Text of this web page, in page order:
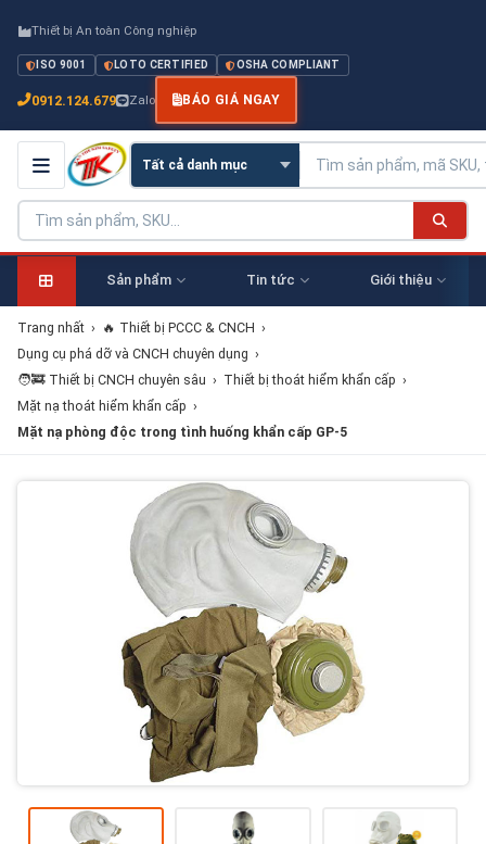
Thiết bị An toàn Công nghiệp
ISO 9001 LOTO CERTIFIED OSHA COMPLIANT
0912.124.679 Zalo BÁO GIÁ NGAY
Sản phẩm Tin tức Giới thiệu
Trang nhất › 🔥 Thiết bị PCCC & CNCH ›
Dụng cụ phá dỡ và CNCH chuyên dụng ›
🧑‍🚒 Thiết bị CNCH chuyên sâu › Thiết bị thoát hiểm khẩn cấp ›
Mặt nạ thoát hiểm khẩn cấp ›
Mặt nạ phòng độc trong tình huống khẩn cấp GP-5